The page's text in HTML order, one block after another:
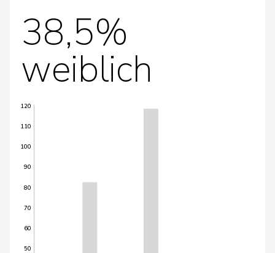
38,5%
weiblich
50
60
70
80
90
100
110
120